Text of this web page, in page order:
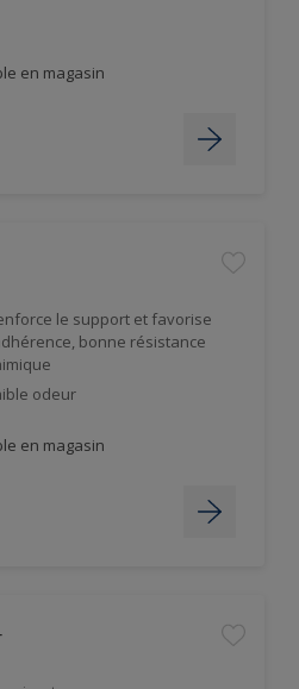
en magasin
le support et favorise
bonne résistance
odeur
en magasin